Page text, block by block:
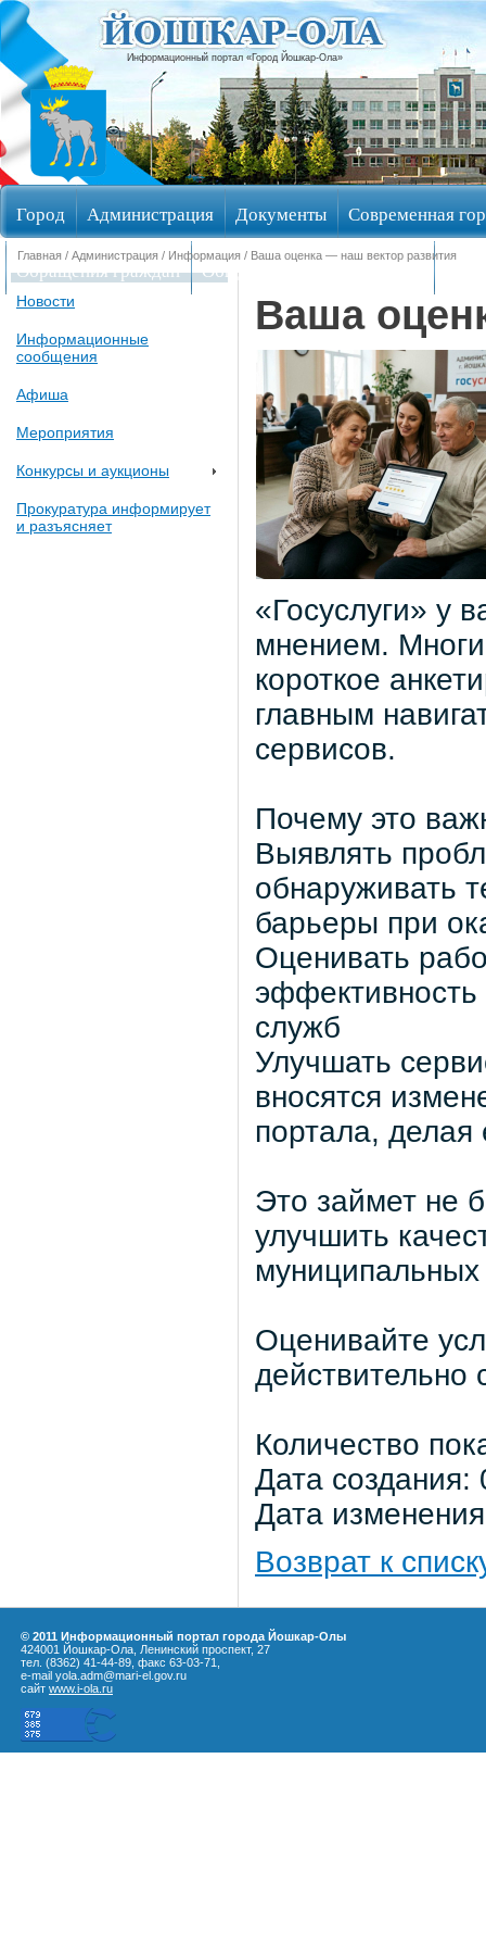
Информационный портал «Город Йошкар-Ола»
Город Администрация Документы Современная
Обращения граждан Общественные обсуждения
Главная / Администрация / Информация / Ваша оценка — наш вектор развития
Новости
Информационные
сообщения
Афиша
Мероприятия
Конкурсы и аукционы
Прокуратура информирует
и разъясняет
Ваша
«Госуслуги» у
мнением.
короткое
главным
сервисов.
Почему это
Выявлять
обнаруживать
барьеры при
Оценивать
служб
Улучшать
вносятся
портала, делая
Это займет не
улучшить
муниципальных
Оценивайте
действительно
Количество
Дата
Дата
Возврат к
© 2011 Информационный портал города Йошкар-Олы
424001 Йошкар-Ола, Ленинский проспект, 27
тел. (8362) 41-44-89, факс 63-03-71,
e-mail yola.adm@mari-el.gov.ru
сайт www.i-ola.ru